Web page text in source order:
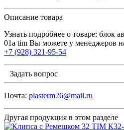
Описание товара
Узнать подробнее о товаре: блок
01a tim Вы можете у менеджеров
+7 (928) 321-95-54
Задать вопрос
Почта: plasterm26@mail.ru
Другая продукция в этом разделе